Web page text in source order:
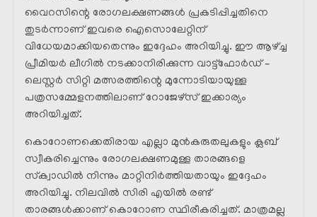
വൈറസിന്റെ രോഗലക്ഷണങ്ങൾ പ്രകടിപ്പിച്ചതിനെ
തുടർന്നാണ് ഇവരെ ഐസൊലേറ്റിന്
വിധേയമാക്കിയതെന്നും ഇദ്ദേഹം അറിയിച്ചു. ഈ ആഴ്ച്ച
പ്രീമിയർ ലീഗിൽ നടക്കാനിരിക്കുന്ന വാട്ട്ഫോർഡ് –
ലെസ്റ്റർ സിറ്റി മത്സരത്തിന്റെ മുന്നോടിയായുള്ള
പത്രസമ്മേളനത്തിലാണ് റോജേഴ്സ് ഇക്കാര്യം
അറിയിച്ചത്.
കൊറോണക്കെതിരായ എല്ലാ മുൻകരുതലുകളും ക്ലബ്‌
സ്വീകരിച്ചെന്നും രോഗലക്ഷണമുള്ള താരങ്ങളെ
സ്‌ക്വാഡിൽ നിന്നും മാറ്റിനിർത്തിയതായും ഇദ്ദേഹം
അറിയിച്ചു. നിലവിൽ സിരി എയിൽ രണ്ട്
താരങ്ങൾക്കാണ് കൊറോണ സ്ഥിരീകരിച്ചത്. മാത്രമല്ല